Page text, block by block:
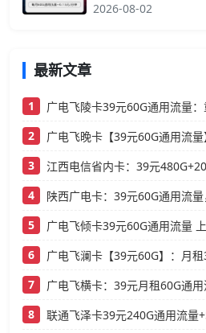
2026-08-02
最新文章
1
2
3
4
5
广电飞倾卡39元60G通用流量
6
7
8